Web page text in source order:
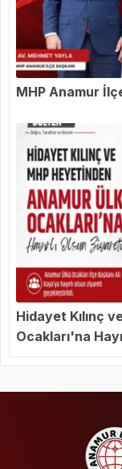
MHP Anamur
Hidayet Kılınç
Ocakları'na